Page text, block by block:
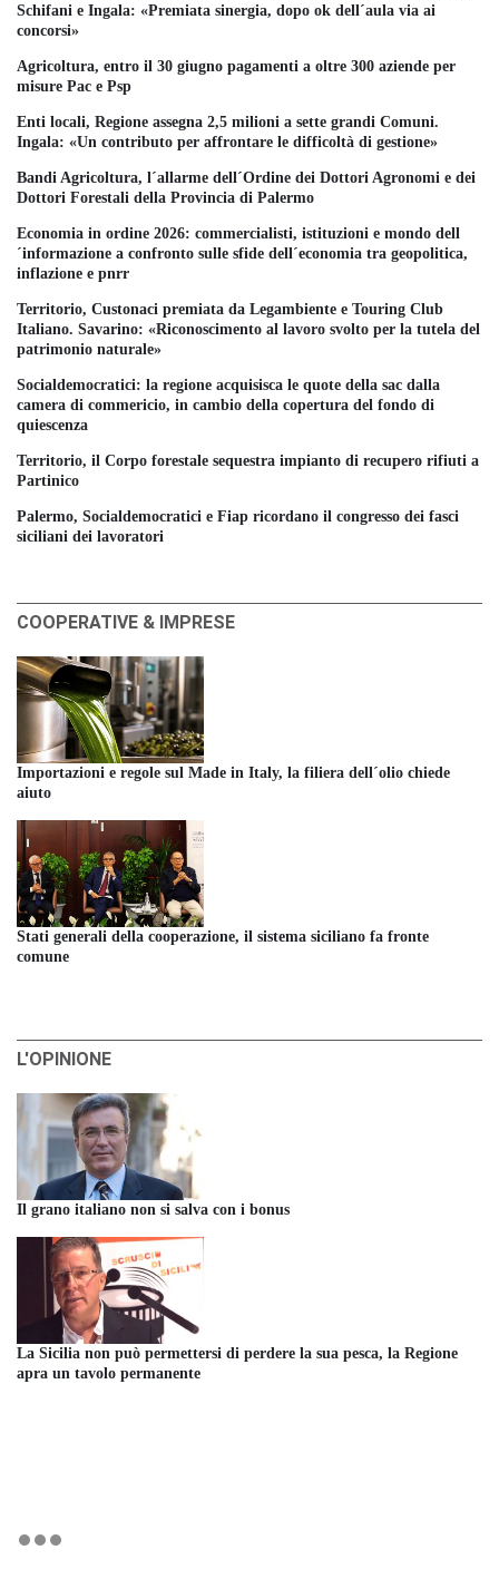
Schifani e Ingala: «Premiata sinergia, dopo ok dell´aula via ai
concorsi»
Agricoltura, entro il 30 giugno pagamenti a oltre 300 aziende per
misure Pac e Psp
Enti locali, Regione assegna 2,5 milioni a sette grandi Comuni.
Ingala: «Un contributo per affrontare le difficoltà di gestione»
Bandi Agricoltura, l´allarme dell´Ordine dei Dottori Agronomi e dei
Dottori Forestali della Provincia di Palermo
Economia in ordine 2026: commercialisti, istituzioni e mondo dell
´informazione a confronto sulle sfide dell´economia tra geopolitica,
inflazione e pnrr
Territorio, Custonaci premiata da Legambiente e Touring Club
Italiano. Savarino: «Riconoscimento al lavoro svolto per la tutela del
patrimonio naturale»
Socialdemocratici: la regione acquisisca le quote della sac dalla
camera di commericio, in cambio della copertura del fondo di
quiescenza
Territorio, il Corpo forestale sequestra impianto di recupero rifiuti a
Partinico
Palermo, Socialdemocratici e Fiap ricordano il congresso dei fasci
siciliani dei lavoratori
COOPERATIVE & IMPRESE
Importazioni e regole sul Made in Italy, la filiera dell´olio chiede
aiuto
Stati generali della cooperazione, il sistema siciliano fa fronte
comune
L'OPINIONE
Il grano italiano non si salva con i bonus
La Sicilia non può permettersi di perdere la sua pesca, la Regione
apra un tavolo permanente